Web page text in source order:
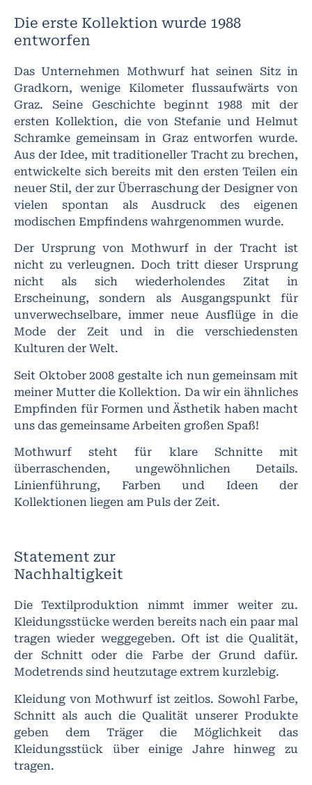
Die erste Kollektion wurde 1988
entworfen
Das Unternehmen Mothwurf hat seinen Sitz in
Gradkorn, wenige Kilometer flussaufwärts von
Graz. Seine Geschichte beginnt 1988 mit der
ersten Kollektion, die von Stefanie und Helmut
Schramke gemeinsam in Graz entworfen wurde.
Aus der Idee, mit traditioneller Tracht zu brechen,
entwickelte sich bereits mit den ersten Teilen ein
neuer Stil, der zur Überraschung der Designer von
vielen spontan als Ausdruck des eigenen
modischen Empfindens wahrgenommen wurde.
Der Ursprung von Mothwurf in der Tracht ist
nicht zu verleugnen. Doch tritt dieser Ursprung
nicht als sich wiederholendes Zitat in
Erscheinung, sondern als Ausgangspunkt für
unverwechselbare, immer neue Ausflüge in die
Mode der Zeit und in die verschiedensten
Kulturen der Welt.
Seit Oktober 2008 gestalte ich nun gemeinsam mit
meiner Mutter die Kollektion. Da wir ein ähnliches
Empfinden für Formen und Ästhetik haben macht
uns das gemeinsame Arbeiten großen Spaß!
Mothwurf steht für klare Schnitte mit
überraschenden, ungewöhnlichen Details.
Linienführung, Farben und Ideen der
Kollektionen liegen am Puls der Zeit.
Statement zur
Nachhaltigkeit
Die Textilproduktion nimmt immer weiter zu.
Kleidungsstücke werden bereits nach ein paar mal
tragen wieder weggegeben. Oft ist die Qualität,
der Schnitt oder die Farbe der Grund dafür.
Modetrends sind heutzutage extrem kurzlebig.
Kleidung von Mothwurf ist zeitlos. Sowohl Farbe,
Schnitt als auch die Qualität unserer Produkte
geben dem Träger die Möglichkeit das
Kleidungsstück über einige Jahre hinweg zu
tragen.